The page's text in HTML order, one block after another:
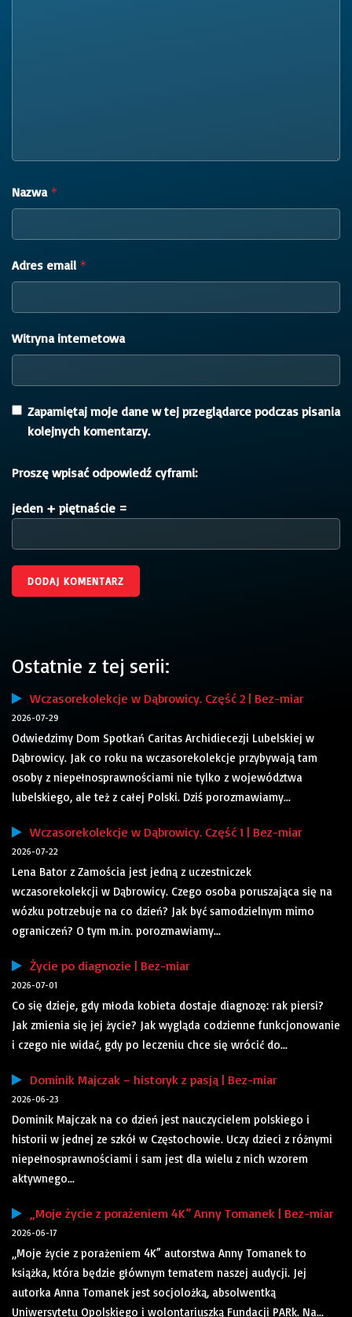
Nazwa *
Adres email *
Witryna internetowa
Zapamiętaj moje dane w tej przeglądarce podczas pisania
kolejnych komentarzy.
Proszę wpisać odpowiedź cyframi:
jeden + piętnaście =
Ostatnie z tej serii:
Wczasorekolekcje w Dąbrowicy. Część 2 | Bez-miar
2026-07-29
Odwiedzimy Dom Spotkań Caritas Archidiecezji Lubelskiej w
Dąbrowicy. Jak co roku na wczasorekolekcje przybywają tam
osoby z niepełnosprawnościami nie tylko z województwa
lubelskiego, ale też z całej Polski. Dziś porozmawiamy...
Wczasorekolekcje w Dąbrowicy. Część 1 | Bez-miar
2026-07-22
Lena Bator z Zamościa jest jedną z uczestniczek
wczasorekolekcji w Dąbrowicy. Czego osoba poruszająca się na
wózku potrzebuje na co dzień? Jak być samodzielnym mimo
ograniczeń? O tym m.in. porozmawiamy...
Życie po diagnozie | Bez-miar
2026-07-01
Co się dzieje, gdy młoda kobieta dostaje diagnozę: rak piersi?
Jak zmienia się jej życie? Jak wygląda codzienne funkcjonowanie
i czego nie widać, gdy po leczeniu chce się wrócić do...
Dominik Majczak – historyk z pasją | Bez-miar
2026-06-23
Dominik Majczak na co dzień jest nauczycielem polskiego i
historii w jednej ze szkół w Częstochowie. Uczy dzieci z różnymi
niepełnosprawnościami i sam jest dla wielu z nich wzorem
aktywnego...
„Moje życie z porażeniem 4K” Anny Tomanek | Bez-miar
2026-06-17
„Moje życie z porażeniem 4K” autorstwa Anny Tomanek to
książka, która będzie głównym tematem naszej audycji. Jej
autorka Anna Tomanek jest socjolożką, absolwentką
Uniwersytetu Opolskiego i wolontariuszką Fundacji PARk. Na...